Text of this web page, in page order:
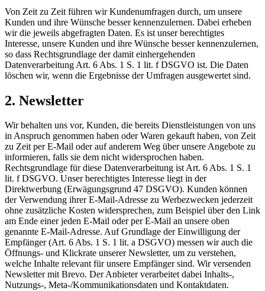
Von Zeit zu Zeit führen wir Kundenumfragen durch, um unsere
Kunden und ihre Wünsche besser kennenzulernen. Dabei erheben
wir die jeweils abgefragten Daten. Es ist unser berechtigtes
Interesse, unsere Kunden und ihre Wünsche besser kennenzulernen,
so dass Rechtsgrundlage der damit einhergehenden
Datenverarbeitung Art. 6 Abs. 1 S. 1 lit. f DSGVO ist. Die Daten
löschen wir, wenn die Ergebnisse der Umfragen ausgewertet sind.
2. Newsletter
Wir behalten uns vor, Kunden, die bereits Dienstleistungen von uns
in Anspruch genommen haben oder Waren gekauft haben, von Zeit
zu Zeit per E-Mail oder auf anderem Weg über unsere Angebote zu
informieren, falls sie dem nicht widersprochen haben.
Rechtsgrundlage für diese Datenverarbeitung ist Art. 6 Abs. 1 S. 1
lit. f DSGVO. Unser berechtigtes Interesse liegt in der
Direktwerbung (Erwägungsgrund 47 DSGVO). Kunden können
der Verwendung ihrer E-Mail-Adresse zu Werbezwecken jederzeit
ohne zusätzliche Kosten widersprechen, zum Beispiel über den Link
am Ende einer jeden E-Mail oder per E-Mail an unsere oben
genannte E-Mail-Adresse. Auf Grundlage der Einwilligung der
Empfänger (Art. 6 Abs. 1 S. 1 lit. a DSGVO) messen wir auch die
Öffnungs- und Klickrate unserer Newsletter, um zu verstehen,
welche Inhalte relevant für unsere Empfänger sind. Wir versenden
Newsletter mit Brevo. Der Anbieter verarbeitet dabei Inhalts-,
Nutzungs-, Meta-/Kommunikationsdaten und Kontaktdaten.